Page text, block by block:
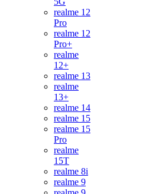
realme 12
Pro
realme 12
Pro+
realme
12+
realme 13
realme
13+
realme 14
realme 15
realme 15
Pro
realme
15T
realme 8i
realme 9